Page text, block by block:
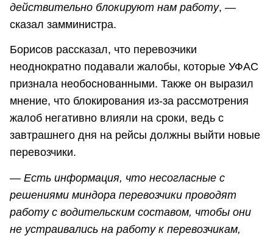
действительно блокируют нам работу, ―
сказал замминистра.
Борисов рассказал, что перевозчики
неоднократно подавали жалобы, которые УФАС
признала необоснованными. Также он выразил
мнение, что блокирования из-за рассмотрения
жалоб негативно влияли на сроки, ведь с
завтрашнего дня на рейсы должны выйти новые
перевозчики.
― Есть информация, что несогласные с
решениями миндора перевозчики проводят
работу с водительским составом, чтобы они
не устраивались на работу к перевозчикам,